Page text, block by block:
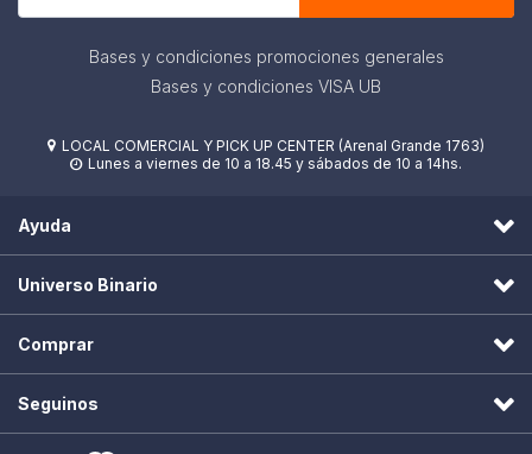
Bases y condiciones promociones generales
Bases y condiciones VISA UB
 LOCAL COMERCIAL Y PICK UP CENTER (Arenal Grande 1763)
 Lunes a viernes de 10 a 18.45 y sábados de 10 a 14hs.
Ayuda
Universo Binario
Comprar
Seguinos